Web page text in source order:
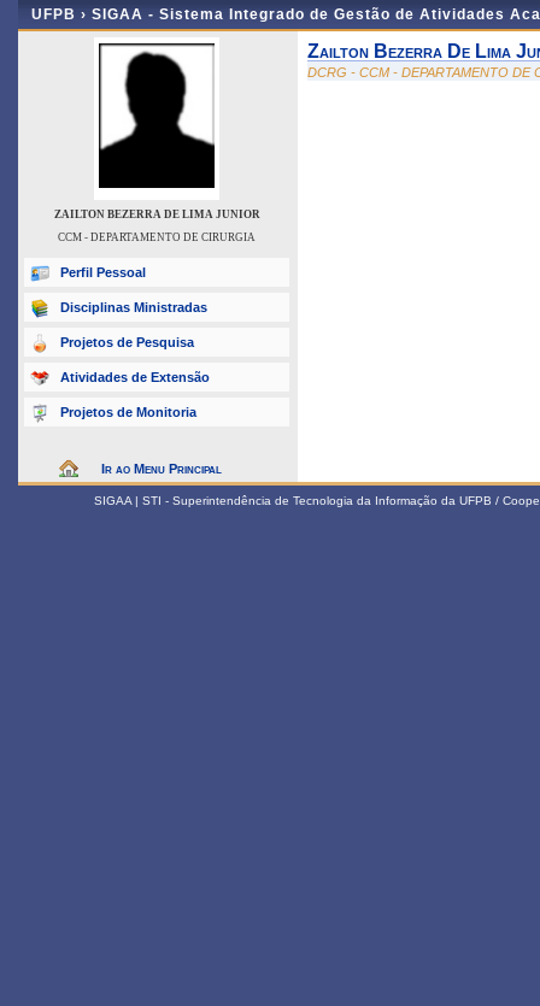
UFPB › SIGAA - Sistema Integrado de Gestão de Atividades
ZAILTON BEZERRA DE LIMA JUNIOR
CCM - DEPARTAMENTO DE CIRURGIA
Perfil Pessoal
Disciplinas Ministradas
Projetos de Pesquisa
Atividades de Extensão
Projetos de Monitoria
Ir ao Menu Principal
Zailton Bezerra De Lima
DCRG - CCM - DEPARTAMENTO DE
SIGAA | STI - Superintendência de Tecnologia da Informação da UFPB /